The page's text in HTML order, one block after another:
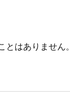
とはありません。